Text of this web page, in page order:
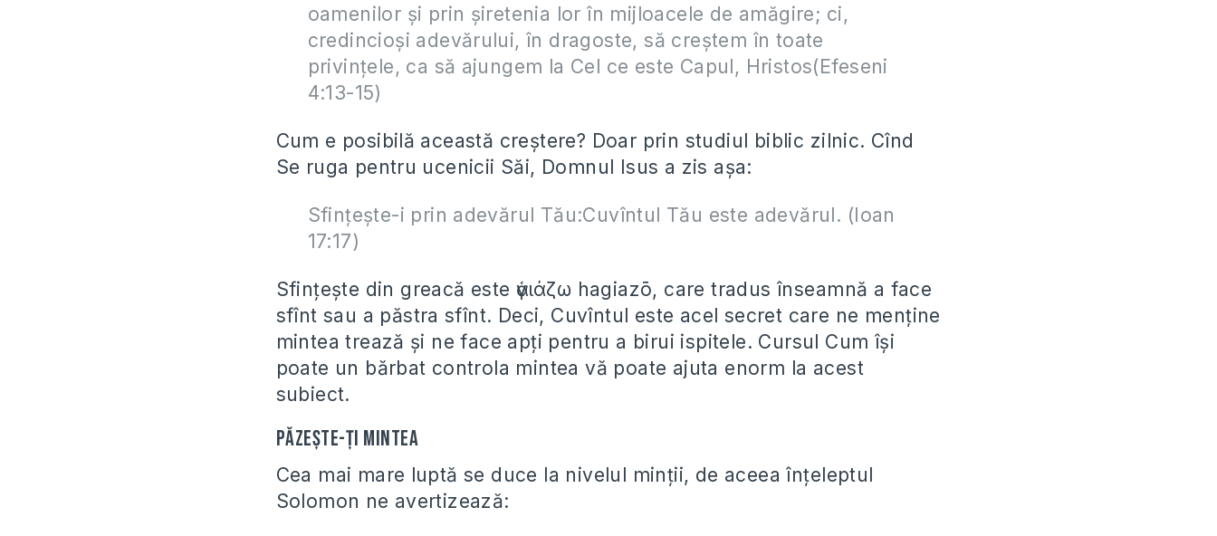
oamenilor şi prin şiretenia lor în mijloacele de amăgire; ci,
credincioşi adevărului, în dragoste, să creştem în toate
privinţele, ca să ajungem la Cel ce este Capul, Hristos(Efeseni
4:13-15)
Cum e posibilă această creștere? Doar prin studiul biblic zilnic. Cînd
Se ruga pentru ucenicii Săi, Domnul Isus a zis așa:
Sfinţeşte-i prin adevărul Tău:Cuvîntul Tău este adevărul. (Ioan
17:17)
Sfințește din greacă este ἁγιάζω hagiazō, care tradus înseamnă a face
sfînt sau a păstra sfînt. Deci, Cuvîntul este acel secret care ne menține
mintea trează și ne face apți pentru a birui ispitele. Cursul Cum își
poate un bărbat controla mintea vă poate ajuta enorm la acest
subiect.
Păzește-ți mintea
Cea mai mare luptă se duce la nivelul minții, de aceea înțeleptul
Solomon ne avertizează: